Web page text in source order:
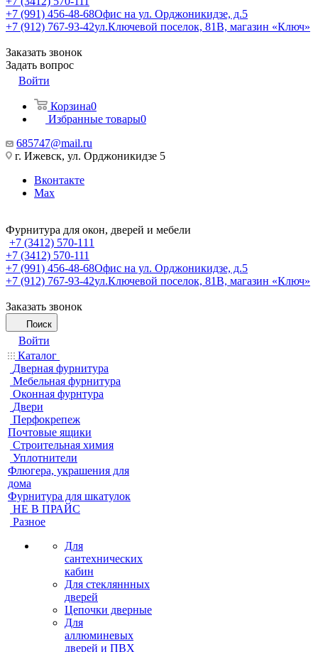
+7 (991) 456-48-68Офис на ул. Орджоникидзе, д.5
+7 (912) 767-93-42ул.Ключевой поселок, 81В, магазин «Ключ»
Заказать звонок
Задать вопрос
Войти
Корзина0
Избранные товары0
685747@mail.ru
г. Ижевск, ул. Орджоникидзе 5
Вконтакте
Max
Фурнитура для окон, дверей и мебели
+7 (3412) 570-111
+7 (3412) 570-111
+7 (991) 456-48-68Офис на ул. Орджоникидзе, д.5
+7 (912) 767-93-42ул.Ключевой поселок, 81В, магазин «Ключ»
Заказать звонок
Поиск
Войти
Каталог
Дверная фурнитура
Мебельная фурнитура
Оконная фурнтура
Двери
Перфокрепеж
Почтовые ящики
Строительная химия
Уплотнители
Флюгера, украшения для
дома
Фурнитура для шкатулок
НЕ В ПРАЙС
Разное
Для
сантехнических
кабин
Для стекляннных
дверей
Цепочки дверные
Для
аллюминевых
дверей и ПВХ